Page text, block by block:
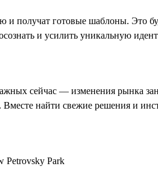
получат готовые шаблоны. Это
и усилить уникальную
сейчас — изменения рынка
найти свежие решения и
Petrovsky Park